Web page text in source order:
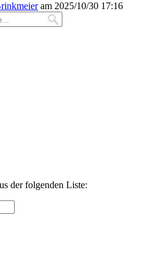
am 2025/10/30 17:16
der folgenden Liste: